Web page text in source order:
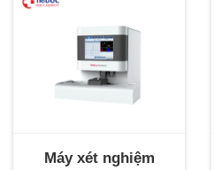
Máy xét nghiệm